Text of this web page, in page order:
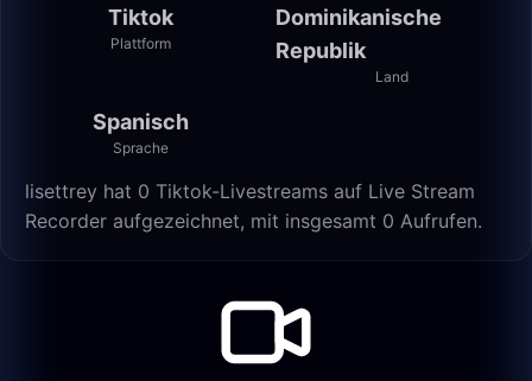
Tiktok
Plattform
Dominikanische
Republik
Land
Spanisch
Sprache
lisettrey hat 0 Tiktok-Livestreams auf Live Stream
Recorder aufgezeichnet, mit insgesamt 0 Aufrufen.